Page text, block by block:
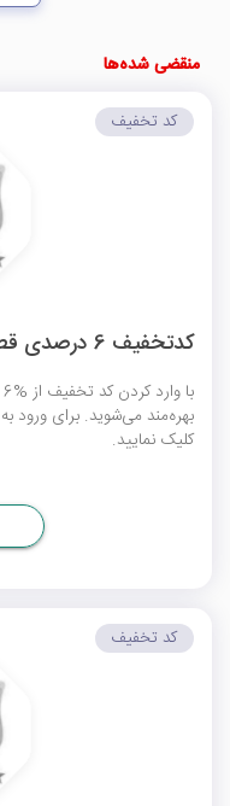
منقضی شده‌ها
کدتخفیف 6 درصدی قطار فدک
بهره‌مند می‌شوید. برای ورود
کلیک نمایید.
کد تخفیف
کد تخفیف